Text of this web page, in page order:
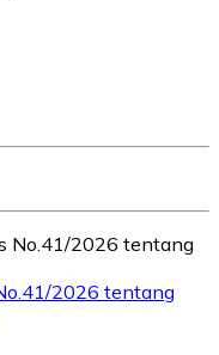
2026 tentang